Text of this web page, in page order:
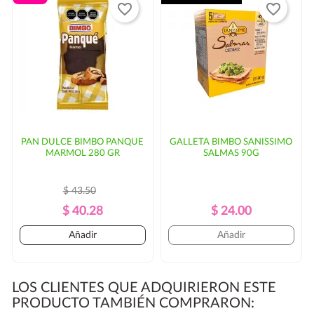
PAN DULCE BIMBO PANQUE
MARMOL 280 GR
Precio
Regular
$ 43.50
Precio
$ 40.28
Añadir
favorite_border
GALLETA BIMBO SANISSIMO
SALMAS 90G
Precio
Regular
Precio
$ 24.00
Añadir
favorite_border
LOS CLIENTES QUE ADQUIRIERON ESTE
PRODUCTO TAMBIÉN COMPRARON: